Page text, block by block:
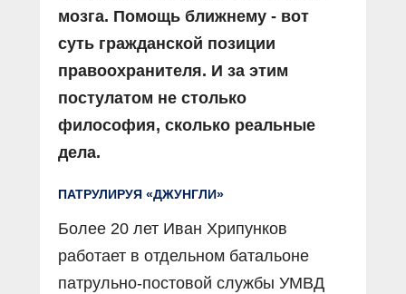
мозга. Помощь ближнему - вот
суть гражданской позиции
правоохранителя. И за этим
постулатом не столько
философия, сколько реальные
дела.
ПАТРУЛИРУЯ «ДЖУНГЛИ»
Более 20 лет Иван Хрипунков
работает в отдельном батальоне
патрульно-постовой службы УМВД